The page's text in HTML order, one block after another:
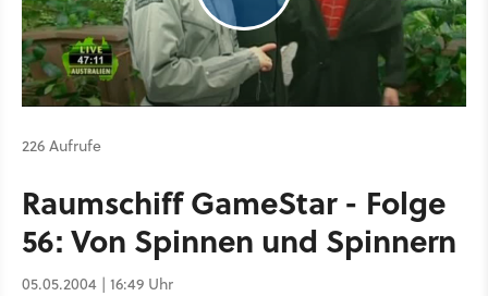
226 Aufrufe
Raumschiff GameStar - Folge
56: Von Spinnen und Spinnern
05.05.2004 | 16:49 Uhr